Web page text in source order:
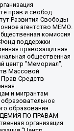
Дудь Юрий Александрович, Елкин Сергей Владимирович, Кругликов Кирилл Игоревич, Сабунаева Мария Леонидовна, Семенов Алексей Владимирович, Шаинян Карен Багратович, Шульман Екатерина Михайловна, Асафьев Артур Валерьевич, Вахштайн Виктор Семенович, Венедиктов Алексей Алексеевич, Лушникова Екатерина Евгеньевна, Волков Леонид Михайлович, Невзоров Александр Глебович, Пархоменко Сергей Борисович, Сироткин Ярослав Николаевич, Кара-Мурза Владимир Владимирович, Баранова Наталья Владимировна, Гозман Леонид Яковлевич, Кагарлицкий Борис Юльевич, Климарев Михаил Валерьевич, Милов Владимир Станиславович, Автономная некоммерческая организация Краснодарский центр современного искусства "Типография", Моргенштерн Алишер Тагирович, Соболь Любовь Эдуардовна, Общество с ограниченной ответственностью "ЛИЗА НОРМ", Каспаров Гарри Кимович, Ходорковский Михаил Борисович, Общество с ограниченной ответственностью "Апрельские тезисы", Данилович Ирина Брониславовна, Кашин Олег Владимирович, Петров Николай Владимирович, Пивоваров Алексей Владимирович, Соколов Михаил Владимирович, Цветкова Юлия Владимировна, Чичваркин Евгений Александрович, Комитет против пыток/Команда против пыток, Общество с ограниченной ответственностью "Первый научный", Общество с ограниченной ответственностью "Вертолет и ко", Белоцерковская Вероника Борисовна, Кац Максим Евгеньевич, Лазарева Татьяна Юрьевна, Шаведдинов Руслан Табризович, Яшин Илья Валерьевич, Общество с ограниченной ответственностью "Иноагент ААВ", Алешковский Дмитрий Петрович, Альбац Евгения Марковна, Быков Дмитрий Львович, Галямина Юлия Евгеньевна, Лойко Сергей Леонидович, Мартынов Кирилл Константинович, Медведев Сергей Александрович, Крашенинников Федор Геннадиевич, Гордеева Катерина Вл